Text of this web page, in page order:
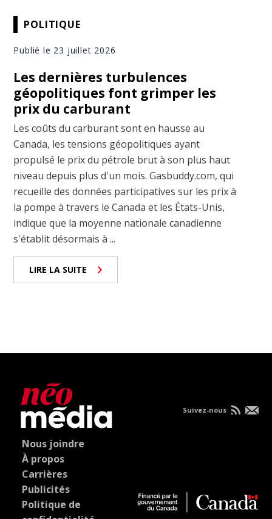
POLITIQUE
Publié le 23 juillet 2026
Les dernières turbulences
géopolitiques font grimper les
prix du carburant
Les coûts du carburant sont en hausse au
Canada, les tensions géopolitiques ayant
propulsé le prix du pétrole brut à son plus haut
niveau depuis plus d'un mois. Gasbuddy.com, qui
recueille des données participatives sur les prix à
la pompe à travers le Canada et les États-Unis,
indique que la moyenne nationale canadienne
s'établit désormais à ...
LIRE LA SUITE
Nous joindre
À propos
Carrières
Publicités
Politique de
Suivez-nous